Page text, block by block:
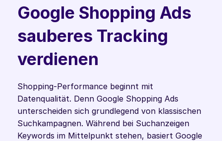
Google Shopping Ads
sauberes Tracking
verdienen
Shopping-Performance beginnt mit
Datenqualität. Denn Google Shopping Ads
unterscheiden sich grundlegend von klassischen
Suchkampagnen. Während bei Suchanzeigen
Keywords im Mittelpunkt stehen, basiert Google